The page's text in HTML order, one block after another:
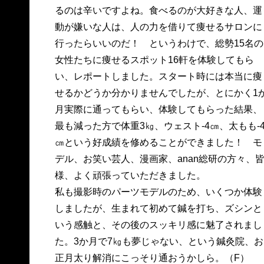
るのは辛いですよね。食べるのが大好きな人、運
動が嫌いな人は、人の力を借りて痩せるサロンに
行ったらいいのだ！ というわけで、総勢15名の
女性たちに痩せるスポット16軒を体験してもら
い、レポートしました。スタート時には本当に痩
せるかどうか分かりませんでしたが、とにかく1
月実際に通ってもらい、体験してもらった結果、
最も減った方で体重3㎏、ウェスト-4㎝、太もも-
㎝という好成績を修めることができました！ モ
デル、お笑い芸人、漫画家、anan総研の方々、皆
様、よく頑張っていただきました。
私も撮影時のパーツモデルのため、いくつか体験
しましたが、生まれて初めて鍼を打ち、ズシンと
いう感触と、その後のスッキリ感に魅了されまし
た。3か月で7㎏も夢じゃない、という鍼灸院、お
正月太り解消にこっそり通おうかしら。（F）